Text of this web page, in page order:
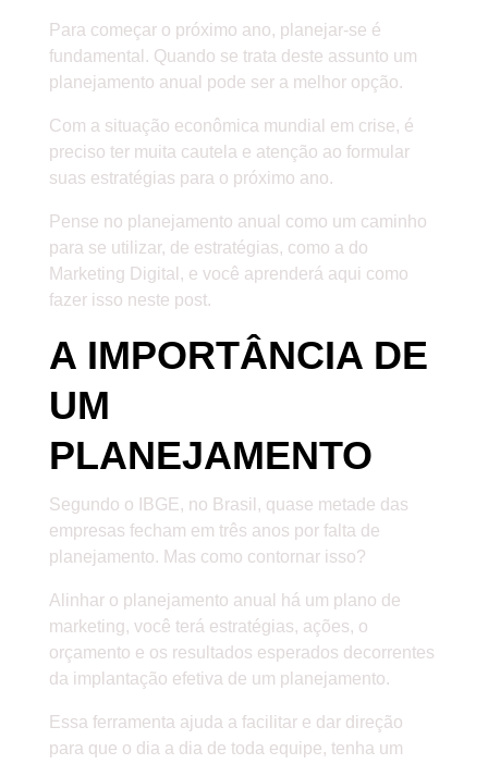
Para começar o próximo ano, planejar-se é
fundamental. Quando se trata deste assunto um
planejamento anual pode ser a melhor opção.
Com a situação econômica mundial em crise, é
preciso ter muita cautela e atenção ao formular
suas estratégias para o próximo ano.
Pense no planejamento anual como um caminho
para se utilizar, de estratégias, como a do
Marketing Digital, e você aprenderá aqui como
fazer isso neste post.
A IMPORTÂNCIA DE
UM
PLANEJAMENTO
Segundo o IBGE, no Brasil, quase metade das
empresas fecham em três anos por falta de
planejamento. Mas como contornar isso?
Alinhar o planejamento anual há um plano de
marketing, você terá estratégias, ações, o
orçamento e os resultados esperados decorrentes
da implantação efetiva de um planejamento.
Essa ferramenta ajuda a facilitar e dar direção
para que o dia a dia de toda equipe, tenha um